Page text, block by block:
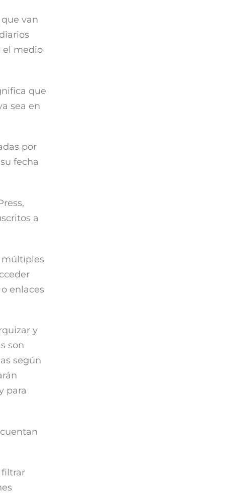
van
el medio
que
sea en
por
fecha
a
múltiples
enlaces
y
son
según
para
filtrar